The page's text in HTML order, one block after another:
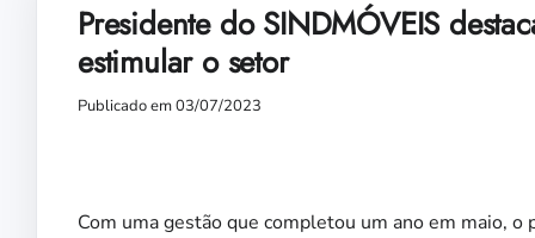
Presidente do SINDMÓVEIS
estimular o setor
Publicado em 03/07/2023
Com uma gestão que completou um ano em maio,